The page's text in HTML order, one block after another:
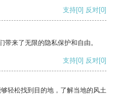
支持[0] 反对[0]
来了无限的隐私保护和自由。
支持[0] 反对[0]
轻松找到目的地，了解当地的风土